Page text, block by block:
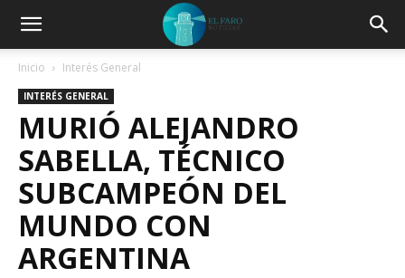
Inicio Interés General
INTERÉS GENERAL
MURIÓ ALEJANDRO
SABELLA, TÉCNICO
SUBCAMPEÓN DEL
MUNDO CON
ARGENTINA